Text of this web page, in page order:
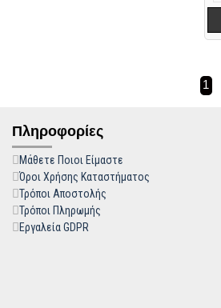
1
Πληροφορίες
Μάθετε Ποιοι Είμαστε
Όροι Χρήσης Καταστήματος
Τρόποι Αποστολής
Τρόποι Πληρωμής
Εργαλεία GDPR